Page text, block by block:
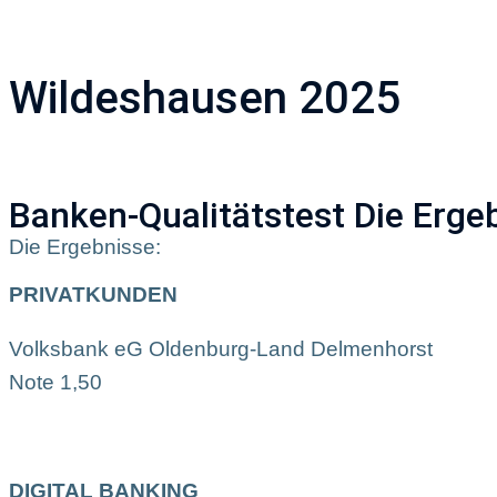
Wildeshausen 2025
Banken-Qualitätstest Die
Die Ergebnisse:
PRIVATKUNDEN
Volksbank eG Oldenburg-Land Delmenhorst
Note 1,50
DIGITAL BANKING